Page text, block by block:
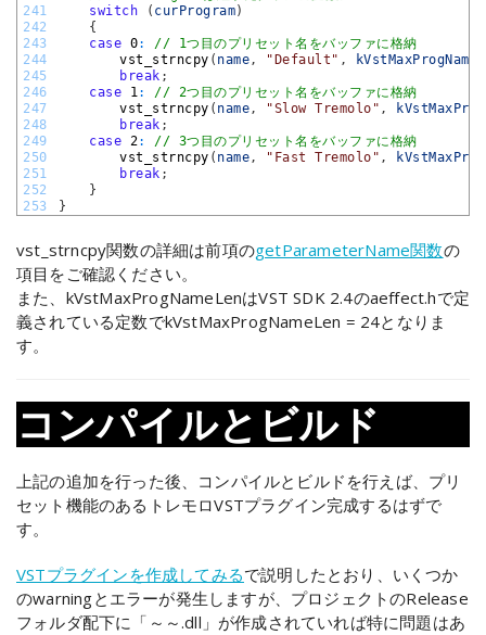
241
242
243
244
245
246
247
248
249
250
251
252
253
switch
( curProgram)
{
case 0:
// 1つ目のプリセット名をバッファに格納
vst_strncpy ( name, "Default" ,
break ;
case
1:
// 2つ目のプリセット名をバッファに格納
vst_strncpy ( name, "Slow Tremolo" ,
break ;
case 2:
// 3つ目のプリセット名をバッファに格納
vst_strncpy ( name, "Fast Tremolo" ,
break ;
}
}
vst_strncpy関数の詳細は前項のgetParameterName関数の
項目をご確認ください。
また、kVstMaxProgNameLenはVST SDK 2.4のaeffect.hで定
義されている定数でkVstMaxProgNameLen = 24となりま
す。
コンパイルとビルド
上記の追加を行った後、コンパイルとビルドを行えば、プリ
セット機能のあるトレモロVSTプラグイン完成するはずで
す。
VSTプラグインを作成してみるで説明したとおり、いくつか
のwarningとエラーが発生しますが、プロジェクトのRelease
フォルダ配下に「～～.dll」が作成されていれば特に問題はあ